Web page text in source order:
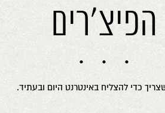
הפיצ'רים
כדי להצליח באינטרנט היום ובעתיד.